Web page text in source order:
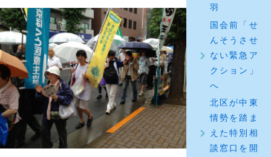
羽
国会前「せ
んそうさせ
ない緊急ア
クション」
へ
北区が中東
情勢を踏ま
えた特別相
談窓口を開